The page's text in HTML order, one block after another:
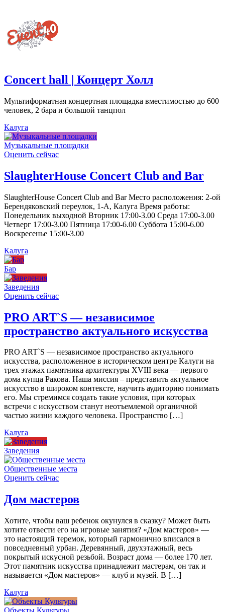
Concert hall | Концерт Холл
Мультиформатная концертная площадка вместимостью до 600
человек, 2 бара и большой танцпол
Калуга
Музыкальные площадки
Оценить сейчас
SlaughterHouse Concert Club and Bar
SlaughterHouse Concert Club and Bar Место расположения: 2-ой
Берендяковский переулок, 1-А, Калуга Время работы:
Понедельник выходной Вторник 17:00-3.00 Среда 17:00-3.00
Четверг 17:00-3.00 Пятница 17:00-6.00 Суббота 15:00-6.00
Воскресенье 15:00-3.00
Калуга
Бар
Заведения
Оценить сейчас
PRO ART`S — независимое
пространство актуального искусства
PRO ART`S — независимое пространство актуального
искусства, расположенное в историческом центре Калуги на
трех этажах памятника архитектуры XVIII века — первого
дома купца Ракова. Наша миссия – представить актуальное
искусство в широком контексте, научить аудиторию понимать
его. Мы стремимся создать такие условия, при которых
встречи с искусством станут неотъемлемой органичной
частью жизни каждого человека. Пространство […]
Калуга
Заведения
Общественные места
Оценить сейчас
Дом мастеров
Хотите, чтобы ваш ребенок окунулся в сказку? Может быть
хотите отвести его на игровые занятия? «Дом мастеров» —
это настоящий теремок, который гармонично вписался в
повседневный урбан. Деревянный, двухэтажный, весь
покрытый искусной резьбой. Возраст дома — более 170 лет.
Этот памятник искусства принадлежит мастерам, он так и
называется «Дом мастеров» — клуб и музей. В […]
Калуга